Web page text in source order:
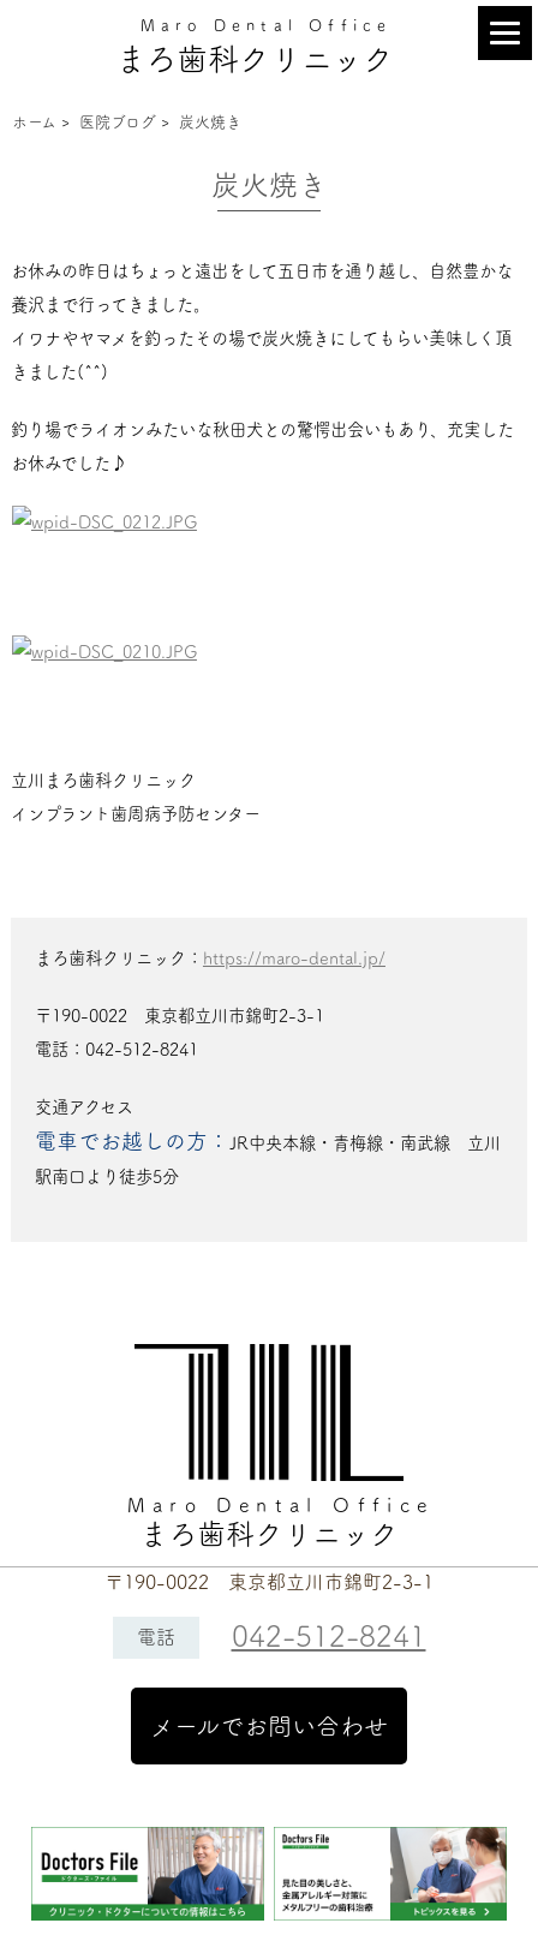
Maro Dental Office
まろ歯科クリニック
ホーム > 医院ブログ > 炭火焼き
炭火焼き
お休みの昨日はちょっと遠出をして五日市を通り越し、自然豊かな
養沢まで行ってきました。
イワナやヤマメを釣ったその場で炭火焼きにしてもらい美味しく頂
きました(^^)
釣り場でライオンみたいな秋田犬との驚愕出会いもあり、充実した
お休みでした♪
立川まろ歯科クリニック
インプラント歯周病予防センター
まろ歯科クリニック： https://maro-dental.jp/
〒190-0022 東京都立川市錦町2-3-1
電話：042-512-8241
交通アクセス
電車でお越しの方：
JR中央本線・青梅線・南武線 立川
駅南口より徒歩5分
Maro Dental Office
まろ歯科クリニック
〒190-0022 東京都立川市錦町2-3-1
電話 042-512-8241
メールでお問い合わせ